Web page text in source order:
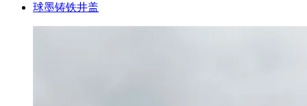
球墨铸铁井盖